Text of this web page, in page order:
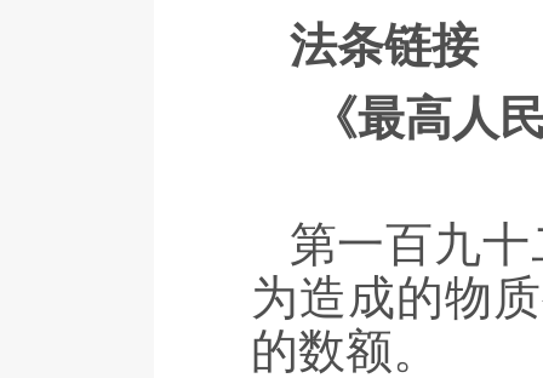
法条链接
《最高人
第一百九
为造成的物
的数额。